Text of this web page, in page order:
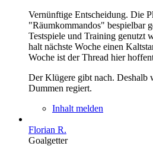
Vernünftige Entscheidung. Die
"Räumkommandos" bespielbar
Testspiele und Training genutzt
halt nächste Woche einen
Woche ist der Thread hier
Der Klügere gibt nach. Deshalb
Dummen regiert.
Inhalt melden
Florian R.
Goalgetter